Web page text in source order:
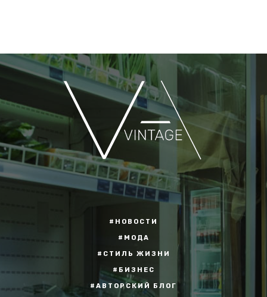
#НОВОСТИ
#МОДА
#СТИЛЬ ЖИЗНИ
#БИЗНЕС
#АВТОРСКИЙ БЛОГ